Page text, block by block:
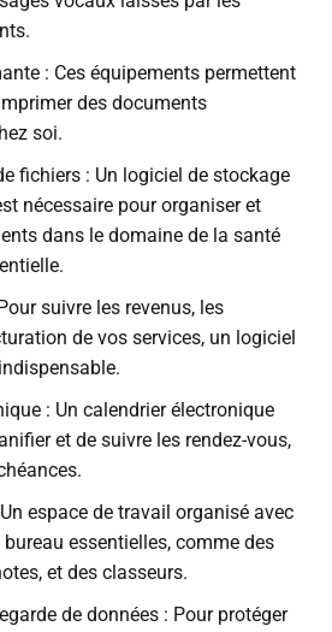
: Ces équipements permettent
des documents
soi.
fichiers : Un logiciel de stockage
nécessaire pour organiser et
dans le domaine de la santé
suivre les revenus, les
de vos services, un logiciel
: Un calendrier électronique
et de suivre les rendez-vous,
espace de travail organisé avec
essentielles, comme des
et des classeurs.
de données : Pour protéger